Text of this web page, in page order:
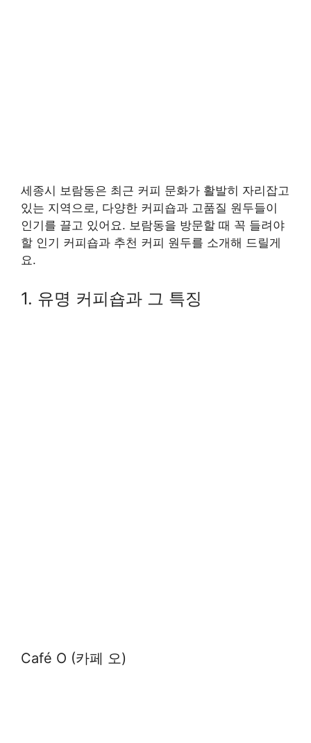
세종시 보람동은 최근 커피 문화가 활발히 자리잡고
있는 지역으로, 다양한 커피숍과 고품질 원두들이
인기를 끌고 있어요. 보람동을 방문할 때 꼭 들려야
할 인기 커피숍과 추천 커피 원두를 소개해 드릴게
요.
1. 유명 커피숍과 그 특징
Café O (카페 오)